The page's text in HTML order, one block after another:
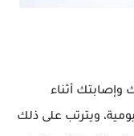
وإصابتك أثناء
ويترتب على ذلك